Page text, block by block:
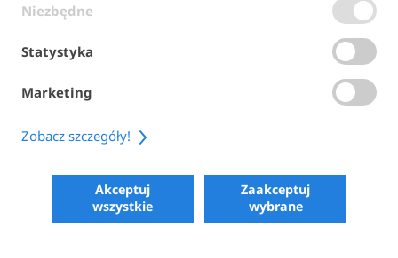
COPYRIGHT 2026
POWERED BY SKIPERFORMANCE
Niezbędne
Statystyka
Marketing
Zobacz szczegóły!